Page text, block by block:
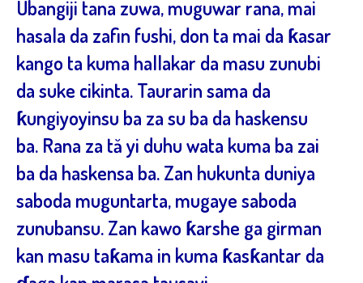
Ubangiji tana zuwa, muguwar rana, mai
hasala da zafin fushi, don ta mai da ƙasar
kango ta kuma hallakar da masu zunubi
da suke cikinta. Taurarin sama da
ƙungiyoyinsu ba za su ba da haskensu
ba. Rana za tă yi duhu wata kuma ba zai
ba da haskensa ba. Zan hukunta duniya
saboda muguntarta, mugaye saboda
zunubansu. Zan kawo ƙarshe ga girman
kan masu taƙama in kuma ƙasƙantar da